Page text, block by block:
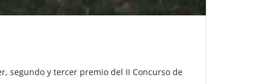
segundo y tercer premio del II Concurso de